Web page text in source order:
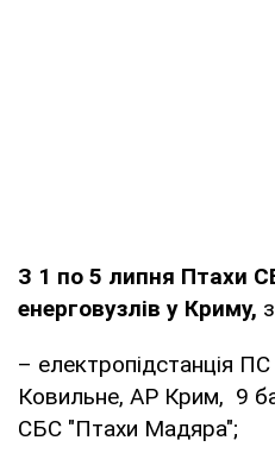
З 1 по 5 липня Птахи
енерговузлів у Криму,
– електропідстанція
Ковильне, АР Крим, 9
СБС "Птахи Мадяра";